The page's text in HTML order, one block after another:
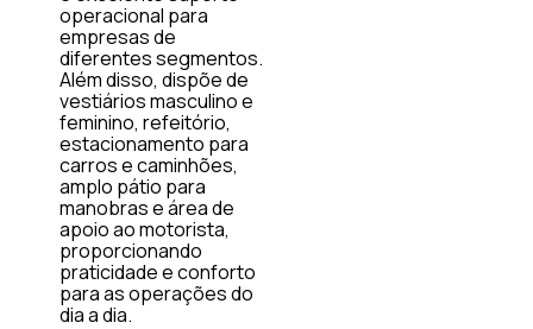
operacional para
empresas de
diferentes segmentos.
Além disso, dispõe de
vestiários masculino e
feminino, refeitório,
estacionamento para
carros e caminhões,
amplo pátio para
manobras e área de
apoio ao motorista,
proporcionando
praticidade e conforto
para as operações do
dia a dia.